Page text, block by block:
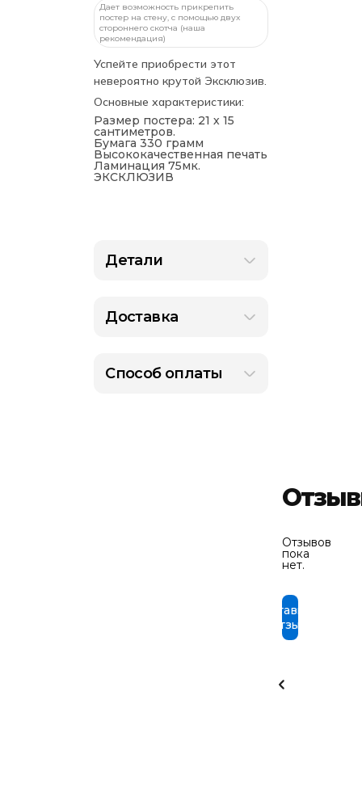
Дает возможность прикрепить
постер на стену, с помощью двух
стороннего скотча (наша
рекомендация)
Успейте приобрести этот
невероятно крутой Эксклюзив.
Основные характеристики:
Размер постера: 21 х 15
сантиметров.
Бумага 330 грамм
Высококачественная печать
Ламинация 75мк.
ЭКСКЛЮЗИВ
Детали
Доставка
Способ оплаты
Отзывов
пока
нет.
Оставить
отзыв